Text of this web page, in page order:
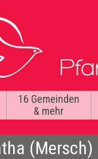
16 Gemeinden
& mehr
(Mersch)